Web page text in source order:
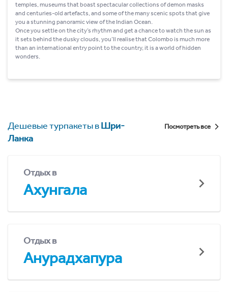
temples, museums that boast spectacular collections of demon masks
and centuries-old artefacts, and some of the many scenic spots that give
you a stunning panoramic view of the Indian Ocean.
Once you settle on the city’s rhythm and get a chance to watch the sun as
it sets behind the dusky clouds, you’ll realise that Colombo is much more
than an international entry point to the country, it is a world of hidden
wonders.
Дешевые турпакеты вШри-
Ланка
Посмотреть все
Отдых в
Ахунгала
Отдых в
Анурадхапура